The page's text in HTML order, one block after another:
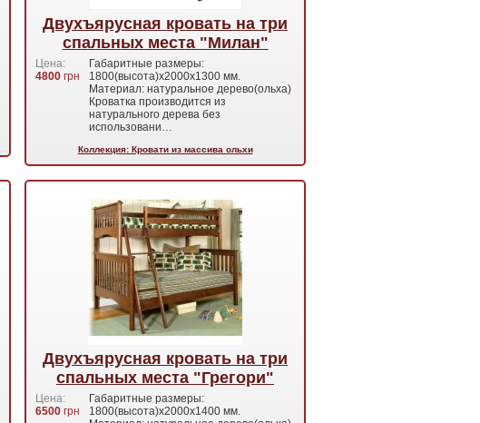
Двухъярусная кровать на три
спальных места "Милан"
Цена:
4800 грн
Габаритные размеры:
1800(высота)х2000х1300 мм.
Материал: натуральное дерево(ольха)
Кроватка производится из
натурального дерева без
использовани…
Коллекция: Кровати из массива ольхи
Двухъярусная кровать на три
спальных места "Грегори"
Цена:
6500 грн
Габаритные размеры:
1800(высота)х2000х1400 мм.